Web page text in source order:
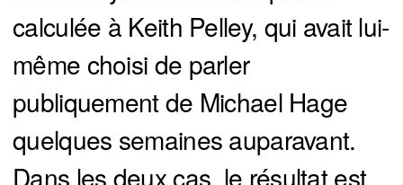
calculée à Keith Pelley, qui avait lui-
même choisi de parler
publiquement de Michael Hage
quelques semaines auparavant.
Dans les deux cas, le résultat est